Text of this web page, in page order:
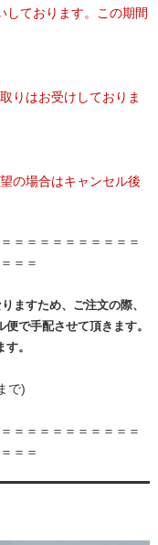
しております。この期間
りはお受けしておりま
の場合はキャンセル後
＝＝＝＝＝＝＝＝＝＝
＝＝
ますため、ご注文の際、
で手配させて頂きます。
。
で)
＝＝＝＝＝＝＝＝＝＝
＝＝